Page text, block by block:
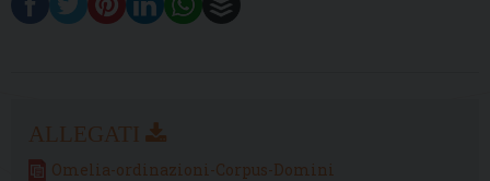
Omelia-ordinazioni-Corpus-Domini